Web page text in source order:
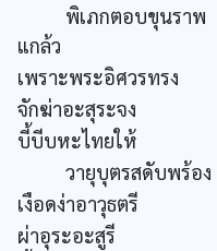
พิเภกตอบขุนราพ
แกล้ว
เพราะพระอิศวรทรง
จักฆ่าอะสุระจง
บี้บีบหะไทยให้
วายุบุตรสดับพร้อง
เงือดง่าอาวุธตรี
ผ่าอุระอะสูรี